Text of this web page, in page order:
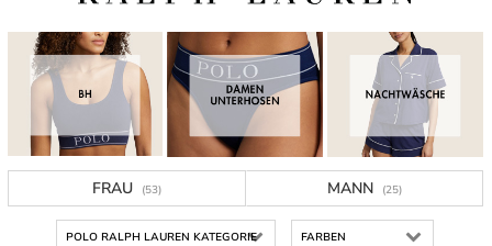
FRAU (53) MANN (25)
POLO RALPH LAUREN KATEGORIE FARBEN